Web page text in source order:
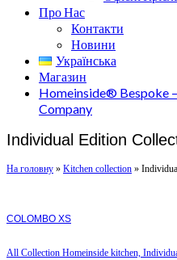
Про Нас
Контакти
Новини
Українська
Магазин
Homeinside® Bespoke
Company
Individual Edition
На головну » Kitchen collection »
COLOMBO XS
All Collection Homeinside kitchen,